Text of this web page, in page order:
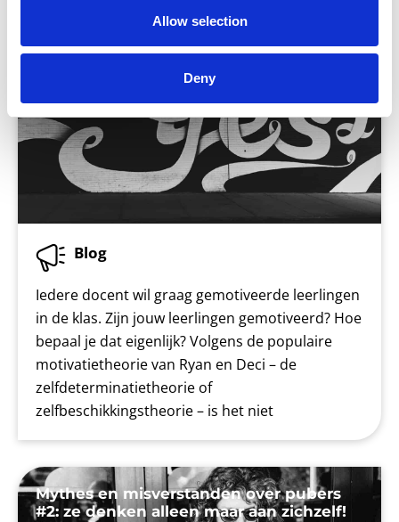
Allow selection
Deny
Hoe motiveer je leerlingen?
Blog
Iedere docent wil graag gemotiveerde leerlingen
in de klas. Zijn jouw leerlingen gemotiveerd? Hoe
bepaal je dat eigenlijk? Volgens de populaire
motivatietheorie van Ryan en Deci – de
zelfdeterminatietheorie of
zelfbeschikkingstheorie – is het niet
Mythes en misverstanden over pubers
#2: ze denken alleen maar aan zichzelf!